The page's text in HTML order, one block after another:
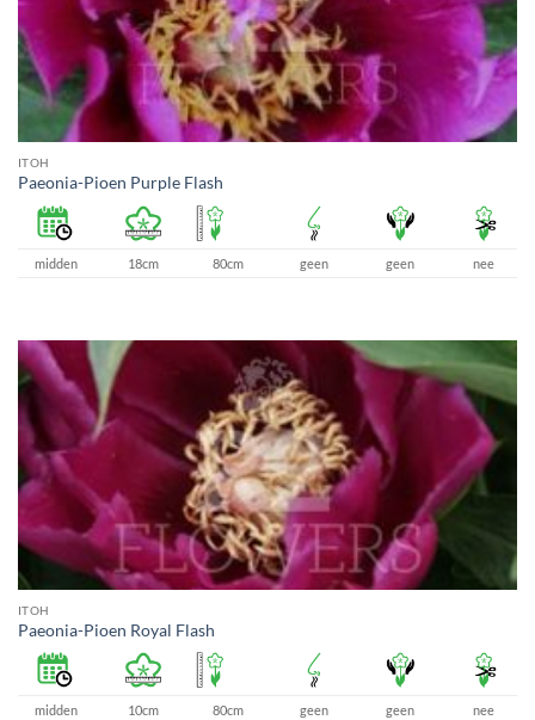
ITOH
Paeonia-Pioen Purple Flash
midden 18cm 80cm geen geen nee
ITOH
Paeonia-Pioen Royal Flash
midden 10cm 80cm geen geen nee